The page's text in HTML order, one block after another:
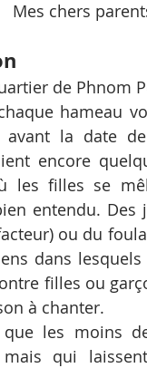
Mes chers
de Phnom
hameau
avant la date
encore
les filles se
entendu.
ou du
dans
filles ou
à chanter.
que les moins
mais qui